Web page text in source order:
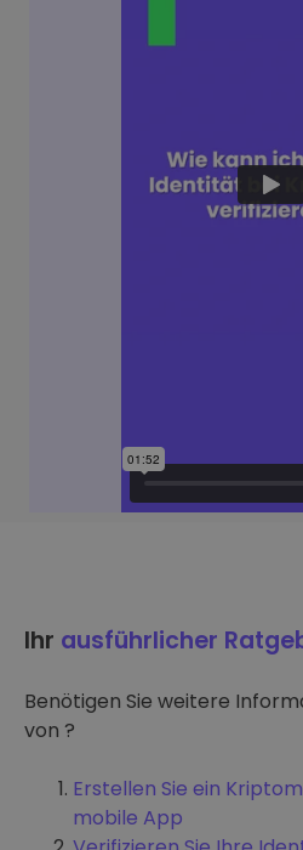
Ihr ausführlicher
Benötigen Sie weitere
von ?
Erstellen Sie ein
mobile App